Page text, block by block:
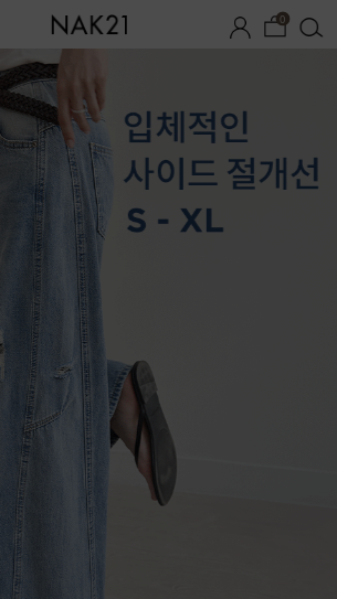
0
시즌오프 1+1 기획세트